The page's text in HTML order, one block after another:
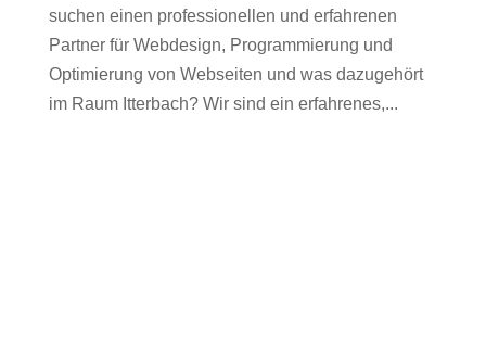
suchen einen professionellen und erfahrenen
Partner für Webdesign, Programmierung und
Optimierung von Webseiten und was dazugehört
im Raum Itterbach? Wir sind ein erfahrenes,...